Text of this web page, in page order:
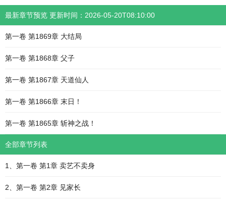
最新章节预览 更新时间：2026-05-20T08:10:00
第一卷 第1869章 大结局
第一卷 第1868章 父子
第一卷 第1867章 天道仙人
第一卷 第1866章 末日！
第一卷 第1865章 斩神之战！
全部章节列表
1、第一卷 第1章 卖艺不卖身
2、第一卷 第2章 见家长